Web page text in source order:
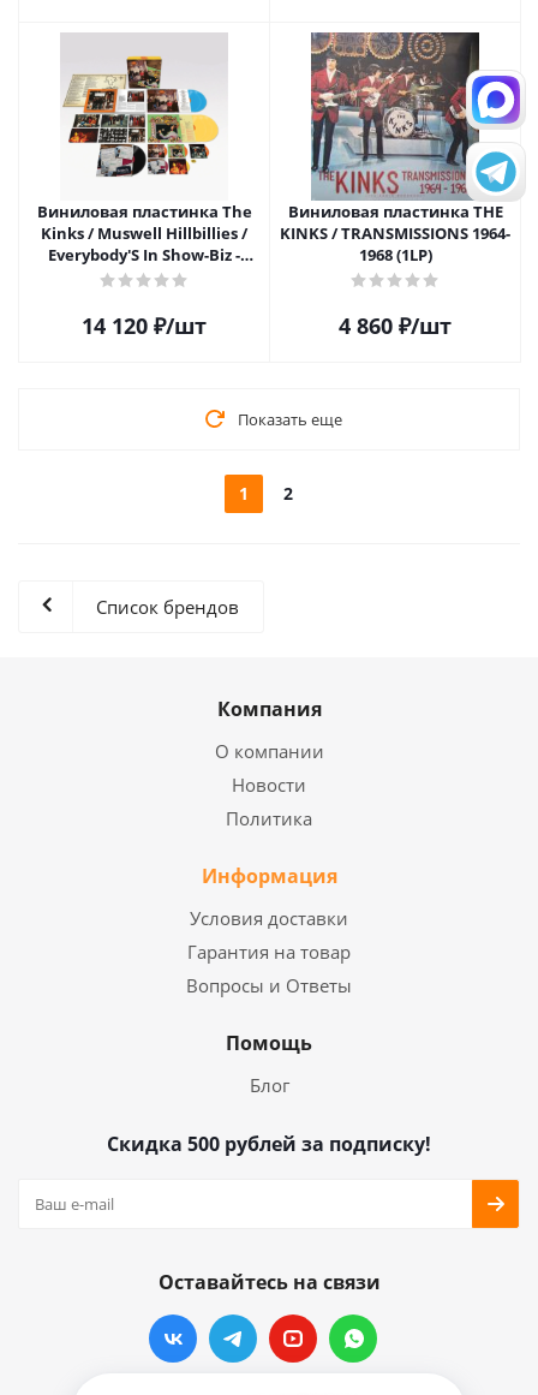
Виниловая пластинка The
Kinks / Muswell Hillbillies /
Everybody'S In Show-Biz -
Everybody'S A Star (Super
Anniversary Vinyl Edition)
(Colored Vinyl) (LP+Cd+Blu-
14 120 ₽/шт
Виниловая пластинка THE
KINKS / TRANSMISSIONS 1964-
1968 (1LP)
4 860 ₽/шт
Показать еще
1 2
Список брендов
Компания
О компании
Новости
Политика
Информация
Условия доставки
Гарантия на товар
Вопросы и Ответы
Помощь
Блог
Скидка 500 рублей за подписку!
Оставайтесь на связи